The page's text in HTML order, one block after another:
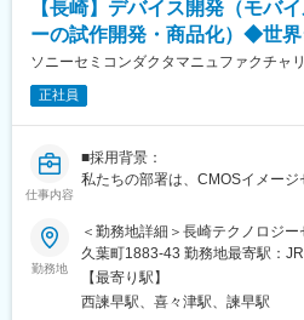
に応じて、プロジェクトリーダー
アを築くことができます。
変更の範囲：会社の定める業務
・製品化における、歩留まり向上
・量産化に際する、各種データ
QMS（Quality Management
に会社の定める業務（出向含む）
・Office系 ( Excel , Word ,
・データ処理系 ( Spotfire , JMP ,
■業務のやりがい：
実は身の回りには様々なイメージ
カメラが趣味でしたら一眼レフに
【長崎】デバイス開発（モバ
ーの試作開発・商品化）◆世
ソニーセミコンダクタマニュファクチャ
正社員
仕事内容
■採用背景：
私たちの部署は、CMOSイメージ
ンズフリー・ドローンなど顧客
CMOSイメージセンサーの需要
ニアを募集しています。
■業務内容：
勤務地
＜勤務地詳細＞長崎テクノロジ
久葉町1883-43 勤務地最寄駅：
策：敷地内全面禁煙変更の範囲：
【最寄り駅】
西諫早駅、喜々津駅、諫早駅